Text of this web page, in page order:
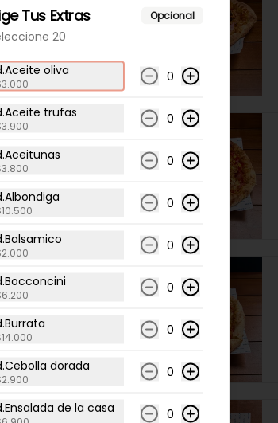
cm con mozzarella,
de búfala,
orellanas,
y Queso
cm con salsa
y jamón ahumado.
cm con salsa
straciatella de
Tus Extras Opcional
20
oliva 0
trufas 0
0
0
0
0
0
dorada 0
de la casa 0